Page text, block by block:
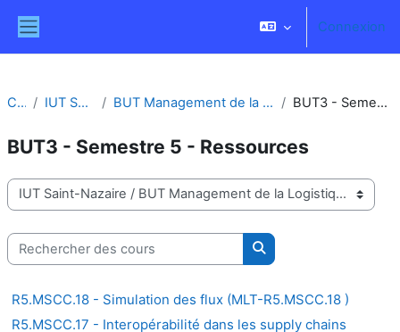
Connexion
Cours IUT Saint-Nazaire BUT Management de la Logistique et des Transports BUT3 - Semestre 5 - Ressources
BUT3 - Semestre 5 - Ressources
Catégories de cours
Rechercher des cours
Rechercher des cours
R5.MSCC.18 - Simulation des flux (MLT-R5.MSCC.18 )
R5.MSCC.17 - Interopérabilité dans les supply chains